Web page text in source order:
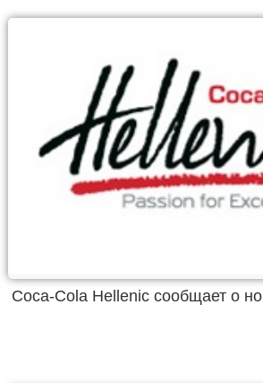
Coca-Cola Hellenic сообщает о